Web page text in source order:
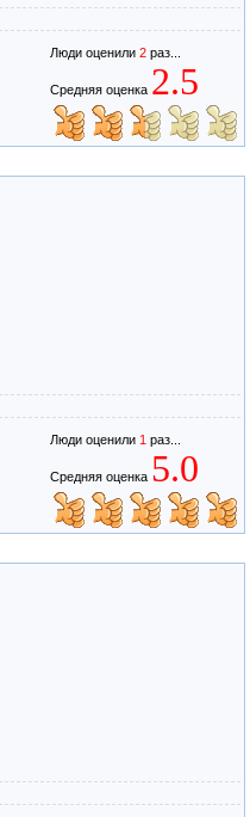
Люди оценили 2 раз...
Средняя оценка 2.5
Люди оценили 1 раз...
Средняя оценка 5.0